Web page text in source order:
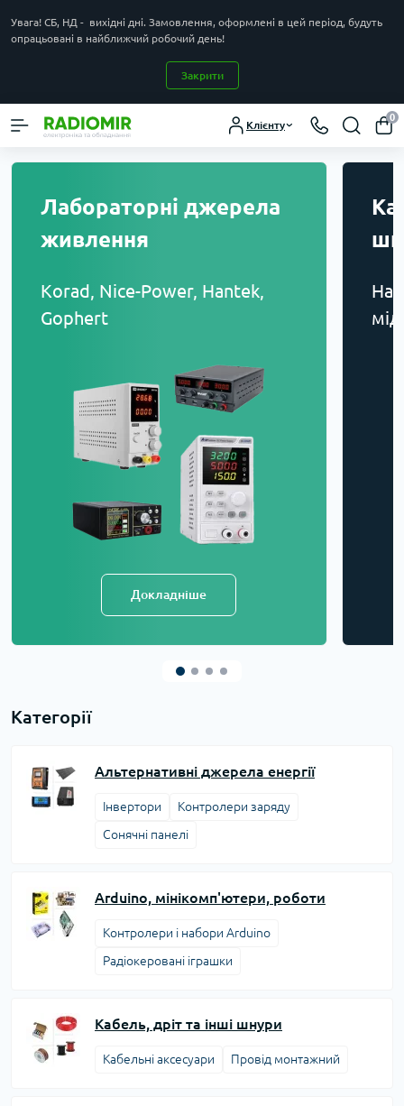
Увага! СБ, НД - вихідні дні. Замовлення, оформлені в цей період, будуть
опрацьовані в найближчий робочий день!
Закрити
Клієнту
0
Кабель, дріт та інші
шнури
Набір проводів Провід
мідний багатожильний
Докладніше
Категорії
Альтернативні джерела енергії
Інвертори
Контролери заряду
Сонячні панелі
Arduino, мінікомп'ютери, роботи
Контролери і набори Arduino
Радіокеровані іграшки
Кабель, дріт та інші шнури
Кабельні аксесуари Провід монтажний